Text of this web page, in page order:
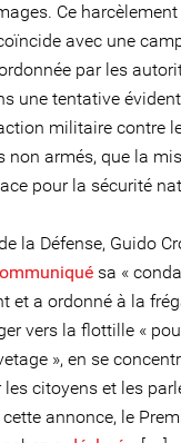
Ce
avec une
par les
une tentative
militaire contre
non armés, que la
pour la sécurité
la Défense, Guido
sa «
et a ordonné à la
vers la flottille «
», en se
citoyens et les
annonce, le